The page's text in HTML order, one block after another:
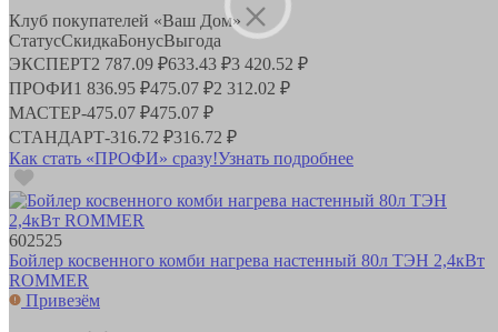
Клуб покупателей «Ваш Дом»
СтатусСкидкаБонусВыгода
ЭКСПЕРТ2 787.09 ₽633.43 ₽3 420.52 ₽
ПРОФИ1 836.95 ₽475.07 ₽2 312.02 ₽
МАСТЕР-475.07 ₽475.07 ₽
СТАНДАРТ-316.72 ₽316.72 ₽
Как стать «ПРОФИ» сразу!Узнать подробнее
602525
Бойлер косвенного комби нагрева настенный 80л ТЭН 2,4кВт
ROMMER
Привезём